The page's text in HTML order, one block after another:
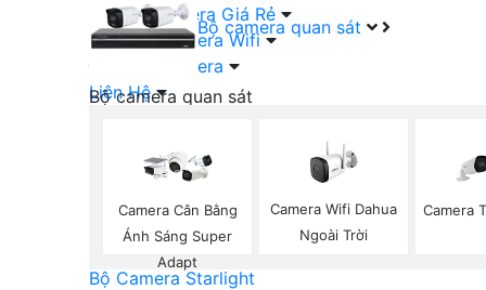
Bộ camera quan sát
Bộ camera quan sát
Camera KBVISION Trọn Bộ
Camera DAHUA Trọn Bộ
Camera giá Rẻ Trọn Bộ
Bộ Camera Nên Dùng
Bộ Camera Có Màu Ban Đêm
Bộ Camera Starlight
Lắp Bộ Camera Giá Rẻ
Lắp Đặt Camera Wifi
Đầu Ghi Camera
Liên Hệ
Camera Cân Bằng
Ánh Sáng Super
Adapt
Camera Wifi Dahua
Ngoài Trời
Camera